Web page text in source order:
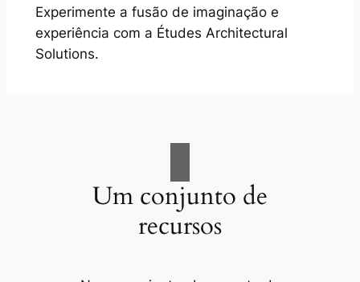
Experimente a fusão de imaginação e
experiência com a Études Architectural
Solutions.
Um conjunto de
recursos